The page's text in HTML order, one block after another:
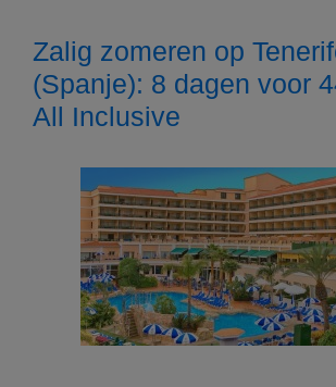
nachten
voor
249
euro
met
ontbijt
Zalig zomeren op
(Spanje): 8 dagen voor
All Inclusive